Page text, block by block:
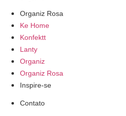
Organiz Rosa
Ke Home
Konfektt
Lanty
Organiz
Organiz Rosa
Inspire-se
Contato